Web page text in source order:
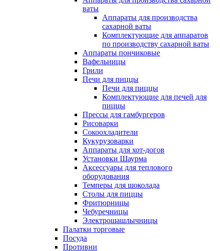
ваты
Аппараты для производства
сахарной ваты
Комплектующие для аппаратов
по производству сахарной ваты
Аппараты пончиковые
Вафельницы
Грили
Печи для пиццы
Печи для пиццы
Комплектующие для печей для
пиццы
Прессы для гамбургеров
Рисоварки
Сокоохладители
Кукурузоварки
Аппараты для хот-догов
Установки Шаурма
Аксессуары для теплового
оборудования
Темперы для шоколада
Столы для пиццы
Фритюрницы
Чебуречницы
Электрошашлычницы
Палатки торговые
Посуда
Противни